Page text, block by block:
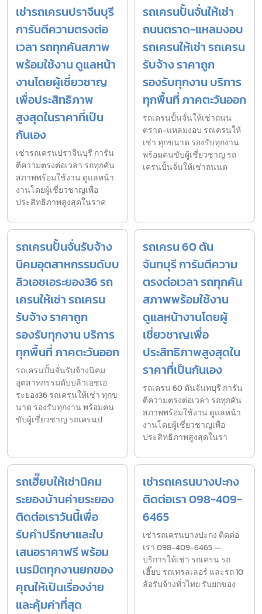
เช่ารถเครนปราจีนบุรี
การันตีความตรงต่อ
เวลา รถทุกคันสภาพ
พร้อมใช้งาน ดูแลหน้า
งานโดยผู้เชี่ยวชาญ
เพื่อประสิทธิภาพ
สูงสุดในราคาที่เป็น
กันเอง
เช่ารถเครนปราจีนบุรี การัน
ตีความตรงต่อเวลา รถทุกคัน
สภาพพร้อมใช้งาน ดูแลหน้า
งานโดยผู้เชี่ยวชาญเพื่อ
ประสิทธิภาพสูงสุดในราค
รถเครนปั้นจั่นให้เช่า
ถนนตราด-แหลมงอบ
รถเครนให้เช่า รถเครน
รับจ้าง ราคาถูก
รองรับทุกงาน บริการ
ทุกพื้นที่ ภาคตะวันออก
รถเครนปั้นจั่นให้เช่าถนน
ตราด-แหลมงอบ รถเครนให้
เช่า ทุกขนาด รองรับทุกงาน
พร้อมคนขับผู้เชี่ยวชาญ รถ
เครนปั้นจั่นให้เช่าถนนต
รถเครนปั้นจั่นรับจ้าง
นิคมอุตสาหกรรมดับบ
ลิวเอชเอระยอง36 รถ
เครนให้เช่า รถเครน
รับจ้าง ราคาถูก
รองรับทุกงาน บริการ
ทุกพื้นที่ ภาคตะวันออก
รถเครนปั้นจั่นรับจ้างนิคม
อุตสาหกรรมดับบลิวเอชเอ
ระยอง36 รถเครนให้เช่า ทุกข
นาด รองรับทุกงาน พร้อมคน
ขับผู้เชี่ยวชาญ รถเครนป
รถเครน 60 ตัน
จันทบุรี การันตีความ
ตรงต่อเวลา รถทุกคัน
สภาพพร้อมใช้งาน
ดูแลหน้างานโดยผู้
เชี่ยวชาญเพื่อ
ประสิทธิภาพสูงสุดใน
ราคาที่เป็นกันเอง
รถเครน 60 ตันจันทบุรี การัน
ตีความตรงต่อเวลา รถทุกคัน
สภาพพร้อมใช้งาน ดูแลหน้า
งานโดยผู้เชี่ยวชาญเพื่อ
ประสิทธิภาพสูงสุดในรา
รถเฮี๊ยบให้เช่านิคม
ระยองบ้านค่ายระยอง
ติดต่อเราวันนี้เพื่อ
รับคำปรึกษาและใบ
เสนอราคาฟรี พร้อม
เนรมิตทุกงานยกของ
คุณให้เป็นเรื่องง่าย
และคุ้มค่าที่สุด
เช่ารถเครนบางปะกง
ติดต่อเรา 098-409-
6465
เช่ารถเครนบางปะกง ติดต่อ
เรา 098-409-6465 —
บริการให้เช่า รถเครน รถ
เฮี๊ยบ รถเทรลเลอร์ และรถ 10
ล้อรับจ้างทั่วไทย รับยกของ